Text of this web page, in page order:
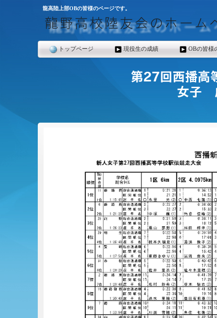
龍高陸上部OBの皆様のページです。
トップページ 現役生の成績 OBの皆様